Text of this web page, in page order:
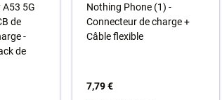
5G
de
-
de
Nothing Phone (1) -
Connecteur de charge +
Câble flexible
7,79 €